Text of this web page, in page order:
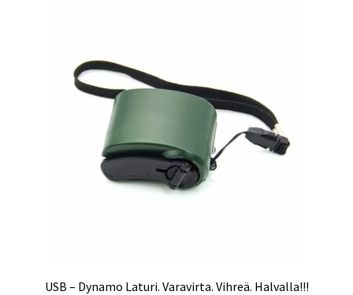
USB – Dynamo Laturi. Varavirta. Vihreä. Halvalla!!!